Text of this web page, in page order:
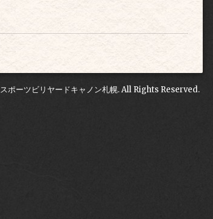
スポーツビリヤードキャノン札幌. All Rights Reserved.